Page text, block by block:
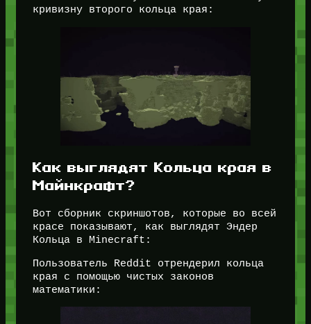
кривизну второго кольца края:
Как выглядят Кольца края в
Майнкрафт?
Вот сборник скриншотов, которые во всей
красе показывают, как выглядят Эндер
Кольца в Minecraft:
Пользователь Reddit отрендерил кольца
края с помощью чистых законов
математики: